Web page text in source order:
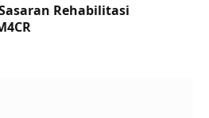
Rehabilitasi